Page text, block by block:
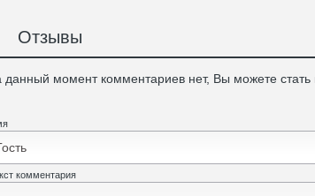
Отзывы
данный момент комментариев нет, Вы можете стать
комментария